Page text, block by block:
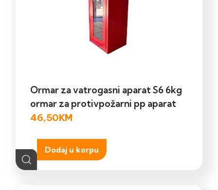
Ormar za vatrogasni aparat S6 6kg
ormar za protivpožarni pp aparat
46,50KM
Dodaj u korpu